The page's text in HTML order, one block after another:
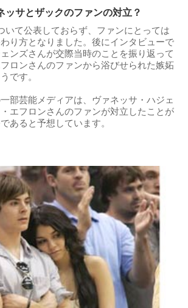
ッサとザックのファンの対立？
いて公表しておらず、ファンにとっては
り方となりました。後にインタビューで
ンズさんが交際当時のことを振り返って
ロンさんのファンから浴びせられた嫉妬
です。
部芸能メディアは、ヴァネッサ・ハジェ
エフロンさんのファンが対立したことが
あると予想しています。